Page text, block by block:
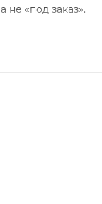
а не «под заказ».